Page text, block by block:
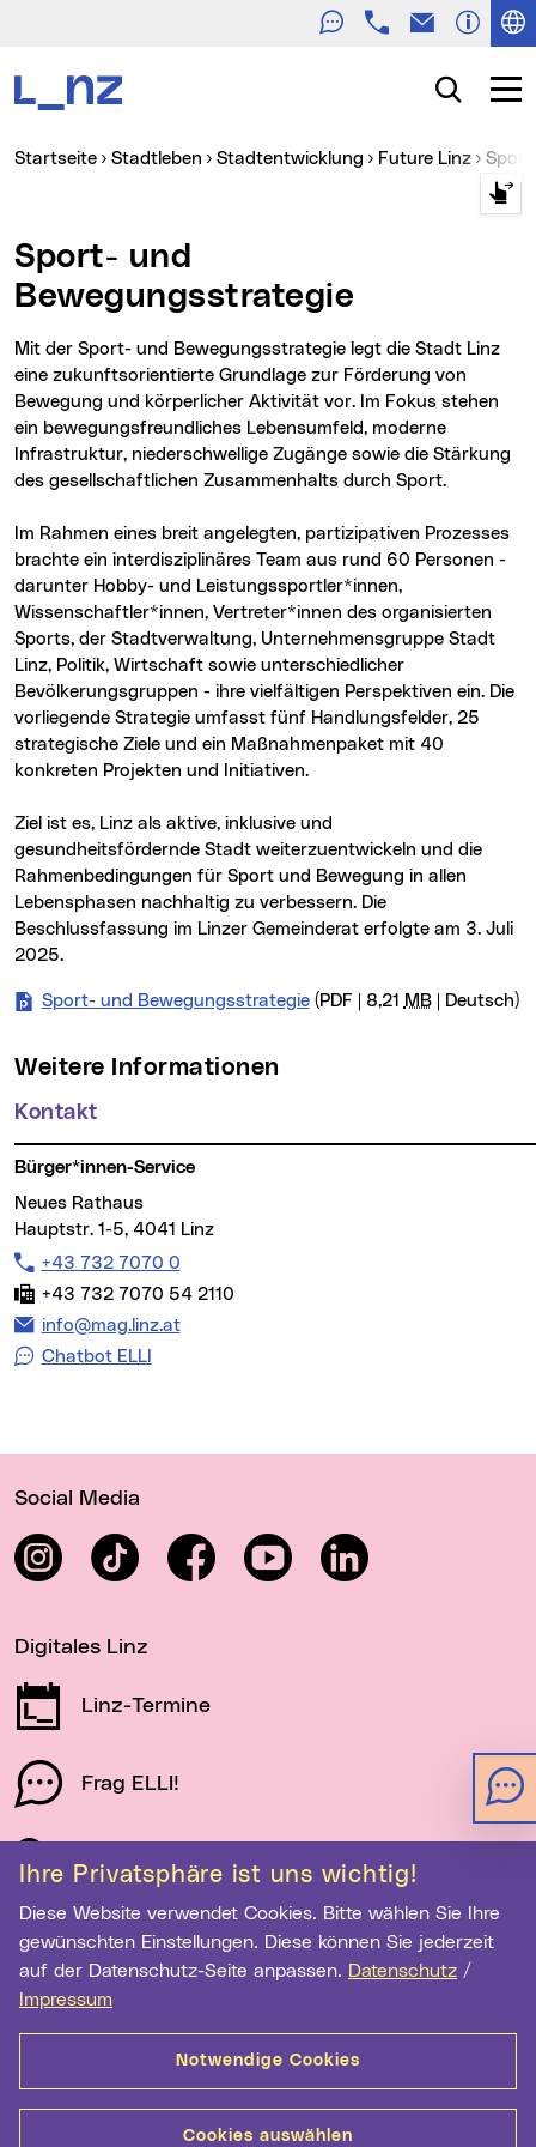
Ihre Privatsphäre ist uns wichtig!
Diese Website verwendet Cookies. Bitte wählen Sie Ihre
gewünschten Einstellungen. Diese können Sie jederzeit
auf der Datenschutz-Seite anpassen. Datenschutz /
Impressum
Notwendige Cookies
Cookies auswählen
TelefonE-Mail
Suche
Sie sind hier:
Startseite Stadtleben Stadtentwicklung Future Linz
Sport- und
Bewegungsstrategie
Mit der Sport- und Bewegungsstrategie legt die Stadt Linz
eine zukunftsorientierte Grundlage zur Förderung von
Bewegung und körperlicher Aktivität vor. Im Fokus stehen
ein bewegungsfreundliches Lebensumfeld, moderne
Infrastruktur, niederschwellige Zugänge sowie die Stärkung
des gesellschaftlichen Zusammenhalts durch Sport.
Im Rahmen eines breit angelegten, partizipativen Prozesses
brachte ein interdisziplinäres Team aus rund 60 Personen -
darunter Hobby- und Leistungssportler*innen,
Wissenschaftler*innen, Vertreter*innen des organisierten
Sports, der Stadtverwaltung, Unternehmensgruppe Stadt
Linz, Politik, Wirtschaft sowie unterschiedlicher
Bevölkerungsgruppen - ihre vielfältigen Perspektiven ein. Die
vorliegende Strategie umfasst fünf Handlungsfelder, 25
strategische Ziele und ein Maßnahmenpaket mit 40
konkreten Projekten und Initiativen.
Ziel ist es, Linz als aktive, inklusive und
gesundheitsfördernde Stadt weiterzuentwickeln und die
Rahmenbedingungen für Sport und Bewegung in allen
Lebensphasen nachhaltig zu verbessern. Die
Beschlussfassung im Linzer Gemeinderat erfolgte am 3. Juli
2025.
Sport- und Bewegungsstrategie (PDF | 8,21 MB| Deutsch)
Weitere Informationen
Kontakt
Bürger*innen-Service
Neues Rathaus
Hauptstr. 1-5, 4041 Linz
Telefon:
+43 732 7070 0
Fax:
+43 732 7070 54 2110
E-Mail Adresse:
info@mag.linz.at
Chatbot ELLI
Social Media
InstagramTikTok FacebookYouTube LinkedIn
Digitales Linz
Linz-Termine
Frag ELLI!
Schau auf Linz
Newsletter-Anmeldung
E-Mail-Adresse eingeben
Anmelden